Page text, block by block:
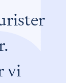
vi